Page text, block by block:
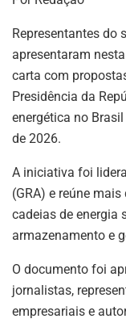
p
p
Representantes do
apresentaram
carta com
Presidência da
energética no
de 2026.
A iniciativa foi
(GRA) e reúne
cadeias de energia
armazenamento e
O documento foi
jornalistas,
empresariais e